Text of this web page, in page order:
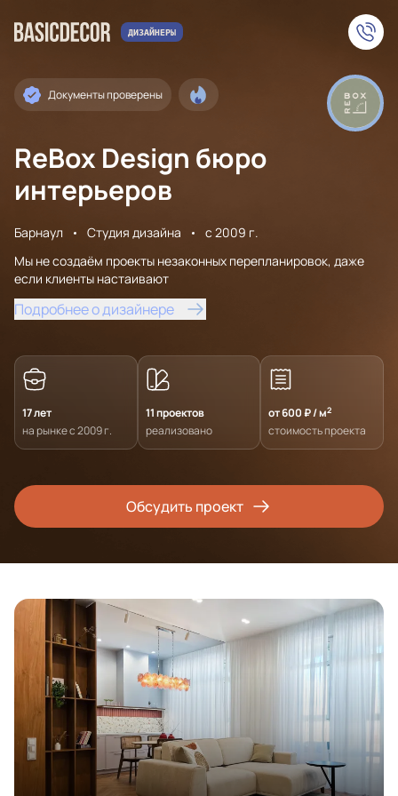
Документы проверены
ReBox Design бюро
интерьеров
Барнаул Студия дизайна
с 2009 г.
Мы не создаём проекты незаконных перепланировок, даже
если клиенты настаивают
Подробнее о дизайнере
17 лет
на рынке с 2009 г.
11 проектов
реализовано
от 600 ₽ / м2
стоимость проекта
Обсудить проект